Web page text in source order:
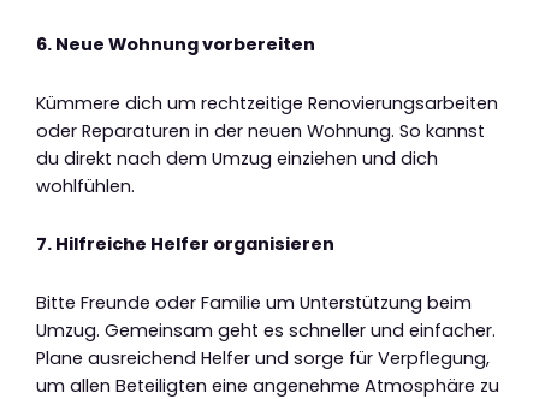
6. Neue Wohnung vorbereiten
Kümmere dich um rechtzeitige Renovierungsarbeiten
oder Reparaturen in der neuen Wohnung. So kannst
du direkt nach dem Umzug einziehen und dich
wohlfühlen.
7. Hilfreiche Helfer organisieren
Bitte Freunde oder Familie um Unterstützung beim
Umzug. Gemeinsam geht es schneller und einfacher.
Plane ausreichend Helfer und sorge für Verpflegung,
um allen Beteiligten eine angenehme Atmosphäre zu